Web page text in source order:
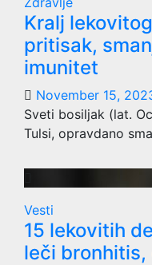
Kralj
pritisak,
imunitet
November 15,
Sveti bosiljak (lat.
Tulsi, opravdano
Vesti
15 lekovitih
leči bronhitis,